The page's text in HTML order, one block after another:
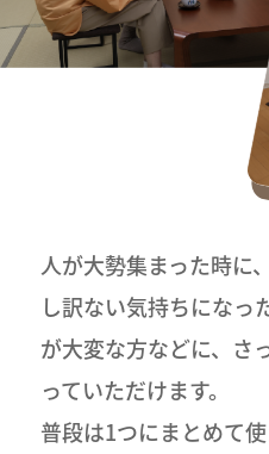
人が大勢集まった時に
し訳ない気持ちになっ
が大変な方などに、さ
っていただけます。
普段は1つにまとめて